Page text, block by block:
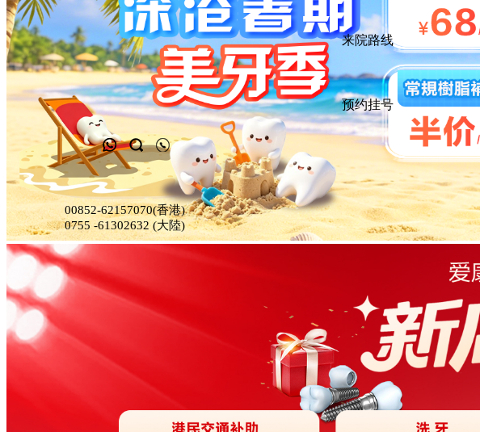
发展历程
医师团队
NeoBiotech
纽白特种植体
OSSTEM奥齿泰
多颗植牙
来院路线
预约挂号
00852-62157070(香港)
0755 -61302632 (大陸)